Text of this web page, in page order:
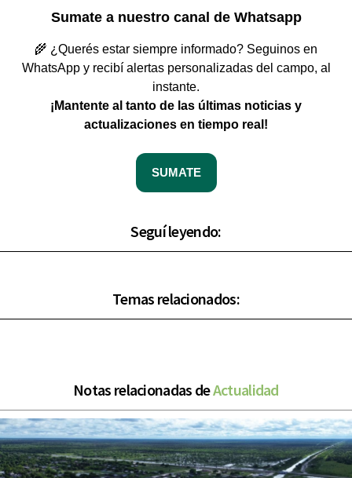
Sumate a nuestro canal de Whatsapp
🌾 ¿Querés estar siempre informado? Seguinos en
WhatsApp y recibí alertas personalizadas del campo, al
instante.
¡Mantente al tanto de las últimas noticias y
actualizaciones en tiempo real!
SUMATE
Seguí leyendo:
Temas relacionados:
Notas relacionadas deActualidad